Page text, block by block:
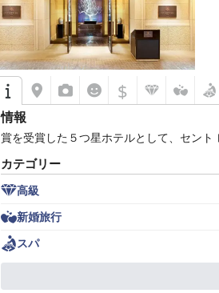
$
情報
賞を受賞した５つ星ホテルとして、セント
カテゴリー
高級
新婚旅行
スパ